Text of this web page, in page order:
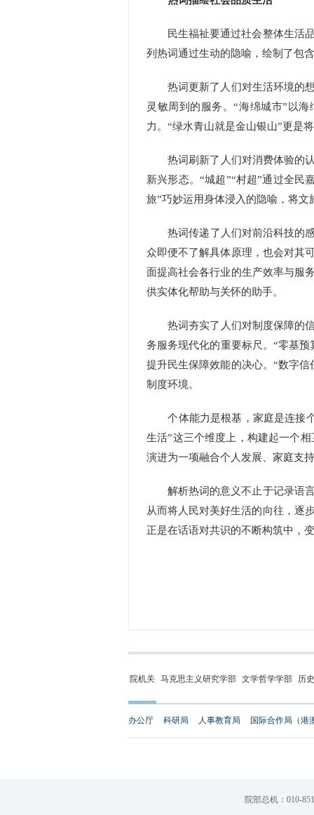
民生福祉要通过社会整体生活品
列热词通过生动的隐喻，绘制了包
热词更新了人们对生活环境的想
灵敏周到的服务。“海绵城市”以
力。“绿水青山就是金山银山”更是
热词刷新了人们对消费体验的认
新兴形态。“城超”“村超”通过全民
旅”巧妙运用身体浸入的隐喻，将
热词传递了人们对前沿科技的感
众即便不了解具体原理，也会对其
面提高社会各行业的生产效率与服
供实体化帮助与关怀的助手。
热词夯实了人们对制度保障的信
务服务现代化的重要标尺。“零基
提升民生保障效能的决心。“数字
制度环境。
个体能力是根基，家庭是连接个
生活”这三个维度上，构建起一个
演进为一项融合个人发展、家庭支
解析热词的意义不止于记录语言
从而将人民对美好生活的向往，逐
正是在话语对共识的不断构筑中，
院机关 马克思主义研究学部 文学哲学学部 历
办公厅 科研局 人事教育局 国际合作局（港
院部总机：010-